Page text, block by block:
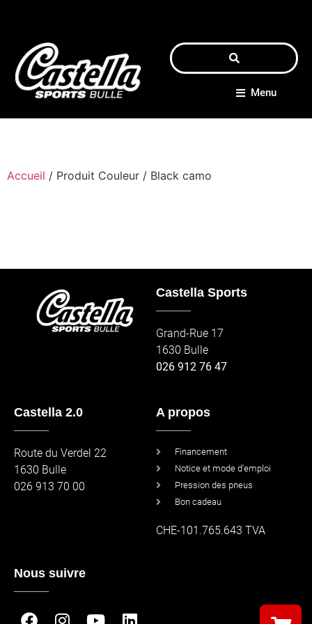
Menu
Accueil / Produit Couleur / Black camo
Castella Sports
Grand-Rue 17
1630 Bulle
026 912 76 47
Castella 2.0
Route du Verdel 22
1630 Bulle
026 913 70 00
A propos
Financement
Notice et mode d'emploi
Pression des pneus
Bon cadeau
CHE-101.765.643 TVA
Nous suivre